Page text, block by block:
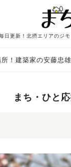
日更新！北摂エリアのジ
！建築家の安藤忠
まち・ひと